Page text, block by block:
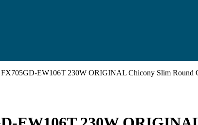
FX705GD-EW106T 230W ORIGINAL Chicony Slim